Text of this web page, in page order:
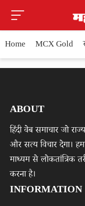
Home MCX Gold
ABOUT
हिंदी वेब समाचार जो
और सत्य विचार देगा।
माध्यम से लोकतांत्रिक
करना है।
INFORMATION